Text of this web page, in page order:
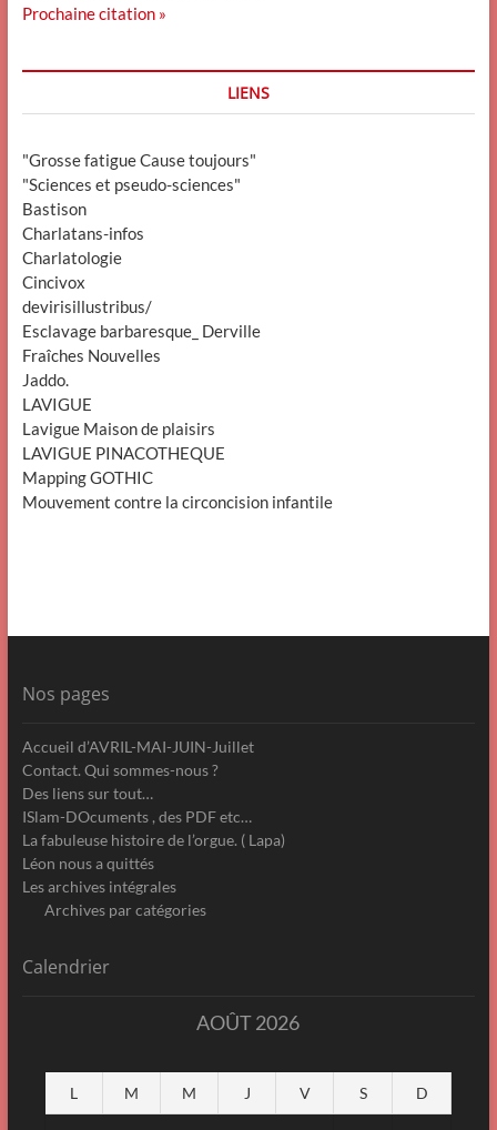
Prochaine citation »
LIENS
"Grosse fatigue Cause toujours"
"Sciences et pseudo-sciences"
Bastison
Charlatans-infos
Charlatologie
Cincivox
devirisillustribus/
Esclavage barbaresque_ Derville
Fraîches Nouvelles
Jaddo.
LAVIGUE
Lavigue Maison de plaisirs
LAVIGUE PINACOTHEQUE
Mapping GOTHIC
Mouvement contre la circoncision infantile
Nos pages
Accueil d’AVRIL-MAI-JUIN-Juillet
Contact. Qui sommes-nous ?
Des liens sur tout…
ISlam-DOcuments , des PDF etc…
La fabuleuse histoire de l’orgue. ( Lapa)
Léon nous a quittés
Les archives intégrales
Archives par catégories
Calendrier
AOÛT 2026
L M M J V S D